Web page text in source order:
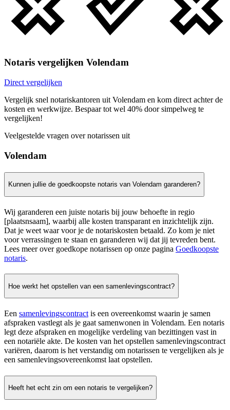
Notaris vergelijken Volendam
Direct vergelijken
Vergelijk snel notariskantoren uit Volendam en kom direct achter de
kosten en werkwijze. Bespaar tot wel 40% door simpelweg te
vergelijken!
Veelgestelde vragen over notarissen uit
Volendam
Kunnen jullie de goedkoopste notaris van Volendam garanderen?
Wij garanderen een juiste notaris bij jouw behoefte in regio
[plaatsnsaam], waarbij alle kosten transparant en inzichtelijk zijn.
Dat je weet waar voor je de notariskosten betaald. Zo kom je niet
voor verrassingen te staan en garanderen wij dat jij tevreden bent.
Lees meer over goedkope notarissen op onze pagina Goedkoopste
notaris.
Hoe werkt het opstellen van een samenlevingscontract?
Een samenlevingscontract is een overeenkomst waarin je samen
afspraken vastlegt als je gaat samenwonen in Volendam. Een notaris
legt deze afspraken en mogelijke verdeling van bezittingen vast in
een notariële akte. De kosten van het opstellen samenlevingscontract
variëren, daarom is het verstandig om notarissen te vergelijken als je
een samenlevingsovereenkomst laat opstellen.
Heeft het echt zin om een notaris te vergelijken?